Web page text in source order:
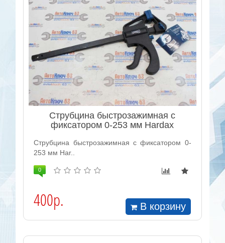
Струбцина быстрозажимная с
фиксатором 0-253 мм Hardax
Струбцина быстрозажимная с фиксатором 0-
253 мм Har..
0
400р. В корзину